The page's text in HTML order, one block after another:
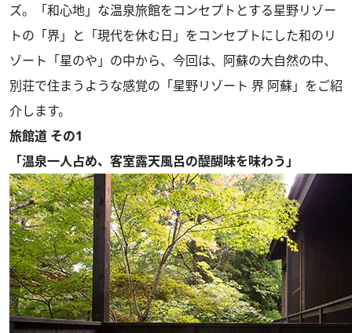
ズ。「和心地」な温泉旅館をコンセプトとする星野リゾー
トの「界」と「現代を休む日」をコンセプトにした和のリ
ゾート「星のや」の中から、今回は、阿蘇の大自然の中、
別荘で住まうような感覚の「星野リゾート 界 阿蘇」をご紹
介します。
旅館道 その1
「温泉一人占め、客室露天風呂の醍醐味を味わう」